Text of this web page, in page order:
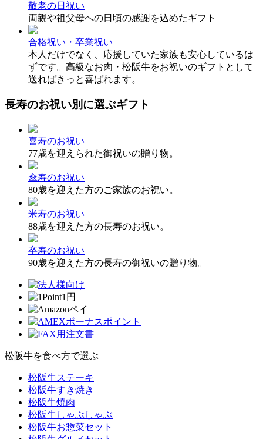
敬老の日祝い
両親や祖父母への日頃の感謝を込めたギフト
合格祝い・卒業祝い
本人だけでなく、応援していた家族も安心しているは
ずです。高級なお肉・松阪牛をお祝いのギフトとして
送ればきっと喜ばれます。
長寿のお祝い別に選ぶギフト
喜寿のお祝い
77歳を迎えられた御祝いの贈り物。
傘寿のお祝い
80歳を迎えた方のご家族のお祝い。
米寿のお祝い
88歳を迎えた方の長寿のお祝い。
卒寿のお祝い
90歳を迎えた方の長寿の御祝いの贈り物。
松阪牛を食べ方で選ぶ
松阪牛ステーキ
松阪牛すき焼き
松阪牛焼肉
松阪牛しゃぶしゃぶ
松阪牛お惣菜セット